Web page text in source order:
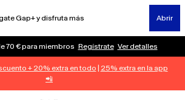
Gap+ y disfruta más Abrir
70 € para miembros Regístrate Ver detalles
+ 20% extra en todo 25% extra en la app
📲